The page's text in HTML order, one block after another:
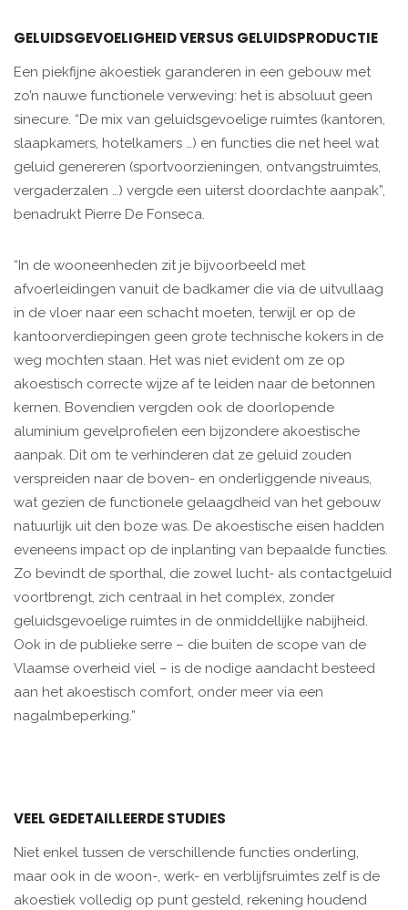
GELUIDSGEVOELIGHEID VERSUS GELUIDSPRODUCTIE
Een piekfijne akoestiek garanderen in een gebouw met
zo’n nauwe functionele verweving: het is absoluut geen
sinecure. “De mix van geluidsgevoelige ruimtes (kantoren,
slaapkamers, hotelkamers …) en functies die net heel wat
geluid genereren (sportvoorzieningen, ontvangstruimtes,
vergaderzalen …) vergde een uiterst doordachte aanpak”,
benadrukt Pierre De Fonseca.
“In de wooneenheden zit je bijvoorbeeld met
afvoerleidingen vanuit de badkamer die via de uitvullaag
in de vloer naar een schacht moeten, terwijl er op de
kantoorverdiepingen geen grote technische kokers in de
weg mochten staan. Het was niet evident om ze op
akoestisch correcte wijze af te leiden naar de betonnen
kernen. Bovendien vergden ook de doorlopende
aluminium gevelprofielen een bijzondere akoestische
aanpak. Dit om te verhinderen dat ze geluid zouden
verspreiden naar de boven- en onderliggende niveaus,
wat gezien de functionele gelaagdheid van het gebouw
natuurlijk uit den boze was. De akoestische eisen hadden
eveneens impact op de inplanting van bepaalde functies.
Zo bevindt de sporthal, die zowel lucht- als contactgeluid
voortbrengt, zich centraal in het complex, zonder
geluidsgevoelige ruimtes in de onmiddellijke nabijheid.
Ook in de publieke serre – die buiten de scope van de
Vlaamse overheid viel – is de nodige aandacht besteed
aan het akoestisch comfort, onder meer via een
nagalmbeperking.”
VEEL GEDETAILLEERDE STUDIES
Niet enkel tussen de verschillende functies onderling,
maar ook in de woon-, werk- en verblijfsruimtes zelf is de
akoestiek volledig op punt gesteld, rekening houdend